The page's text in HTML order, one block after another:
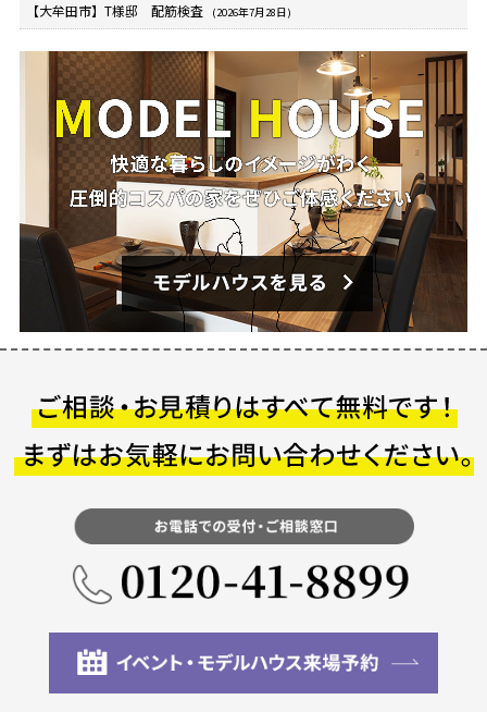
【大牟田市】T様邸 配筋検査 (2026年7月28日)